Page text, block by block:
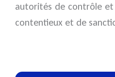
autorités de contrôle et
contentieux et de